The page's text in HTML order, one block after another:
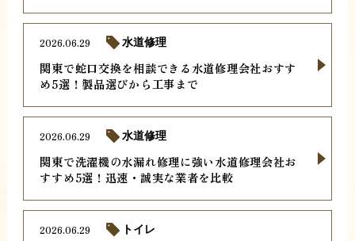
関東で蛇口交換を相談できる水道修理会社おすす
め5選！製品選びから工事まで
2026.06.29 水道修理
関東で洗濯機の水漏れ修理に強い水道修理会社お
すすめ5選！迅速・誠実な業者を比較
2026.06.29 水道修理
2026.06.29 トイレ